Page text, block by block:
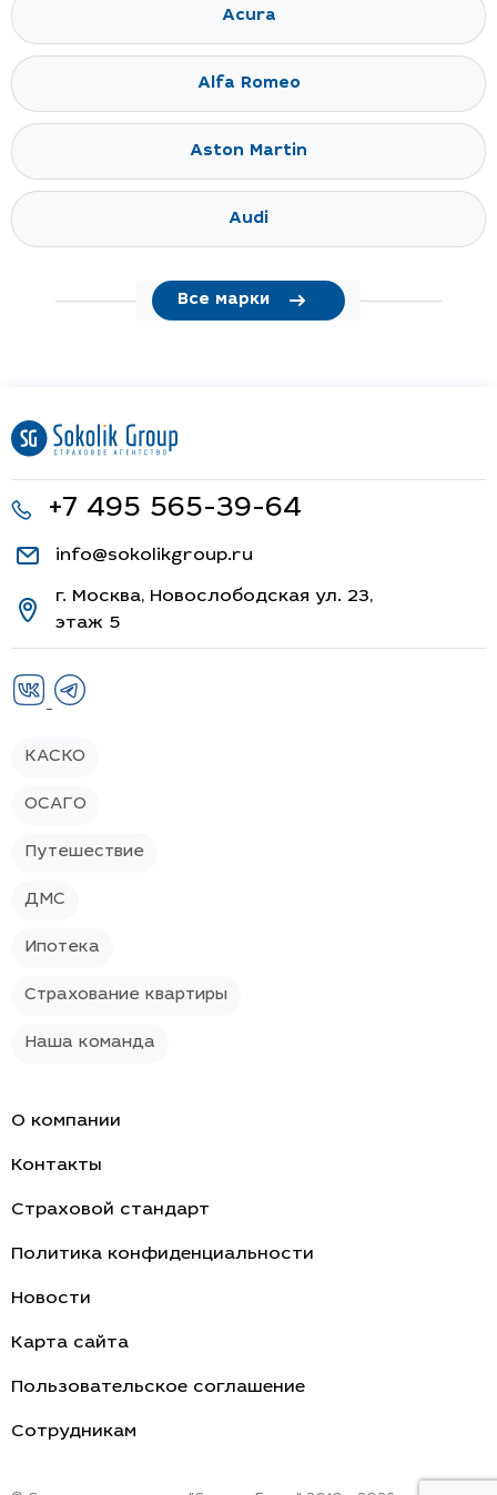
Acura
Alfa Romeo
Aston Martin
Audi
Все марки
+7 495 565-39-64
info@sokolikgroup.ru
г. Москва, Новослободская ул. 23,
этаж 5
КАСКО
ОСАГО
Путешествие
ДМС
Ипотека
Страхование квартиры
Наша команда
О компании
Контакты
Страховой стандарт
Политика конфиденциальности
Новости
Карта сайта
Пользовательское соглашение
Cотрудникам